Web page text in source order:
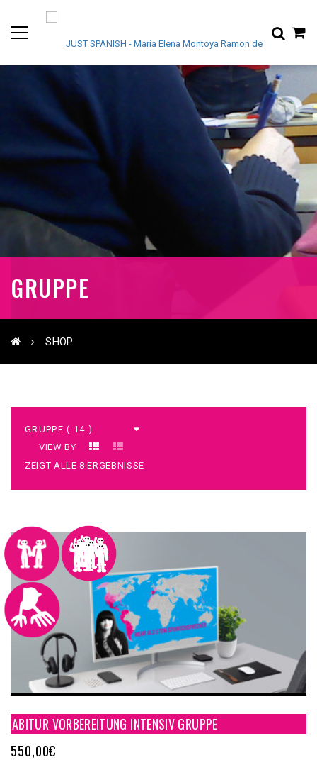
GRUPPE
SHOP
VIEW BY
ZEIGT ALLE 8 ERGEBNISSE
ABITUR VORBEREITUNG INTENSIV GRUPPE
550,00€